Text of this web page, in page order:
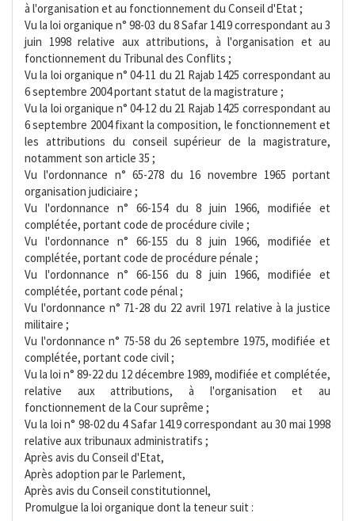
à l'organisation et au fonctionnement du Conseil d'Etat ;
Vu la loi organique n° 98-03 du 8 Safar 1419 correspondant au 3
juin 1998 relative aux attributions, à l'organisation et au
fonctionnement du Tribunal des Conflits ;
Vu la loi organique n° 04-11 du 21 Rajab 1425 correspondant au
6 septembre 2004 portant statut de la magistrature ;
Vu la loi organique n° 04-12 du 21 Rajab 1425 correspondant au
6 septembre 2004 fixant la composition, le fonctionnement et
les attributions du conseil supérieur de la magistrature,
notamment son article 35 ;
Vu l'ordonnance n° 65-278 du 16 novembre 1965 portant
organisation judiciaire ;
Vu l'ordonnance n° 66-154 du 8 juin 1966, modifiée et
complétée, portant code de procédure civile ;
Vu l'ordonnance n° 66-155 du 8 juin 1966, modifiée et
complétée, portant code de procédure pénale ;
Vu l'ordonnance n° 66-156 du 8 juin 1966, modifiée et
complétée, portant code pénal ;
Vu l'ordonnance n° 71-28 du 22 avril 1971 relative à la justice
militaire ;
Vu l'ordonnance n° 75-58 du 26 septembre 1975, modifiée et
complétée, portant code civil ;
Vu la loi n° 89-22 du 12 décembre 1989, modifiée et complétée,
relative aux attributions, à l'organisation et au
fonctionnement de la Cour suprême ;
Vu la loi n° 98-02 du 4 Safar 1419 correspondant au 30 mai 1998
relative aux tribunaux administratifs ;
Après avis du Conseil d'Etat,
Après adoption par le Parlement,
Après avis du Conseil constitutionnel,
Promulgue la loi organique dont la teneur suit :